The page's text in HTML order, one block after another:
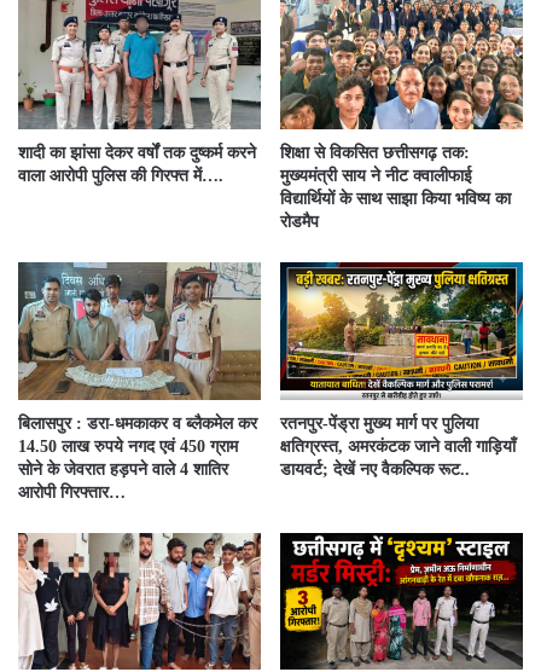
शादी का झांसा देकर वर्षों तक दुष्कर्म करने
वाला आरोपी पुलिस की गिरफ्त में….
शिक्षा से विकसित छत्तीसगढ़ तक:
मुख्यमंत्री साय ने नीट क्वालीफाई
विद्यार्थियों के साथ साझा किया भविष्य का
रोडमैप
बिलासपुर : डरा-धमकाकर व ब्लैकमेल कर
14.50 लाख रुपये नगद एवं 450 ग्राम
सोने के जेवरात हड़पने वाले 4 शातिर
आरोपी गिरफ्तार…
रतनपुर-पेंड्रा मुख्य मार्ग पर पुलिया
क्षतिग्रस्त, अमरकंटक जाने वाली गाड़ियाँ
डायवर्ट; देखें नए वैकल्पिक रूट..